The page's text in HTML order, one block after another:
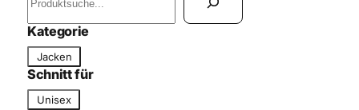
u
c
h
e
n
Kategorie
a
t
e
Jacken
Schnitt für
Unisex